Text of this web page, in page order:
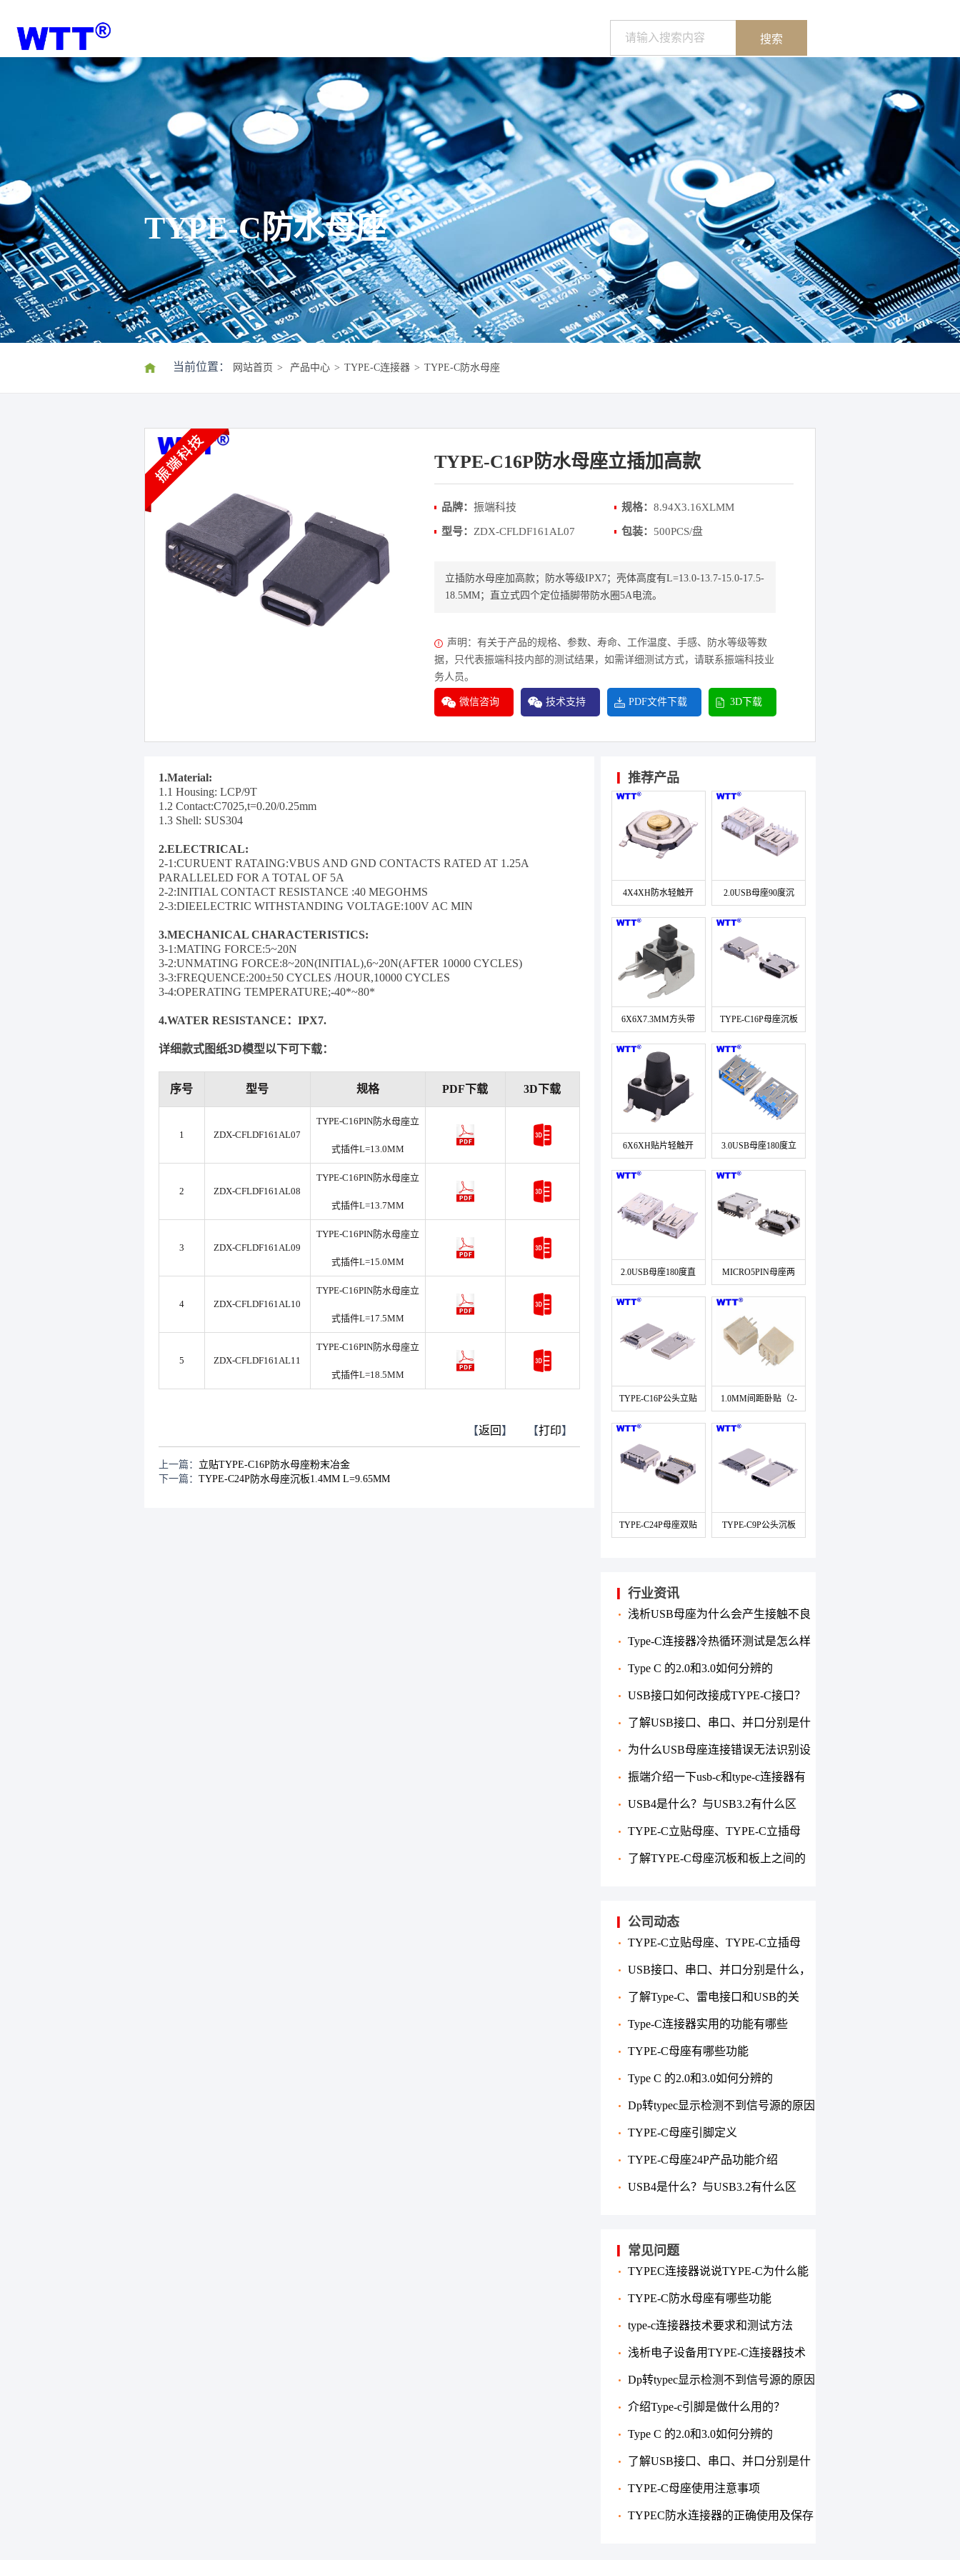
TYPE-C防水母座
当前位置： 网站首页 > 产品中心 > TYPE-C连接器 > TYPE-C防水母座
TYPE-C16P防水母座立插加高款
品牌：振端科技 规格： 8.94X3.16XLMM
型号： ZDX-CFLDF161AL07 包装： 500PCS/盘
立插防水母座加高款；防水等级IPX7；壳体高度有L=13.0-13.7-15.0-17.5-
18.5MM；直立式四个定位插脚带防水圈5A电流。
声明：有关于产品的规格、参数、寿命、工作温度、手感、防水等级等数
据，只代表振端科技内部的测试结果，如需详细测试方式，请联系振端科技业
务人员。
微信咨询 技术支持 PDF文件下载 3D下载
1.Material:
1.1 Housing: LCP/9T
1.2 Contact:C7025,t=0.20/0.25mm
1.3 Shell: SUS304
2.ELECTRICAL:
2-1:CURUENT RATAING:VBUS AND GND CONTACTS RATED AT 1.25A
PARALLELED FOR A TOTAL OF 5A
2-2:INITIAL CONTACT RESISTANCE :40 MEGOHMS
2-3:DIEELECTRIC WITHSTANDING VOLTAGE:100V AC MIN
3.MECHANICAL CHARACTERISTICS:
3-1:MATING FORCE:5~20N
3-2:UNMATING FORCE:8~20N(INITIAL),6~20N(AFTER 10000 CYCLES)
3-3:FREQUENCE:200±50 CYCLES /HOUR,10000 CYCLES
3-4:OPERATING TEMPERATURE;-40*~80*
4.WATER RESISTANCE：IPX7.
详细款式图纸3D模型以下可下载：
序号 型号 规格 PDF下载 3D下载
1 ZDX-CFLDF161AL07
TYPE-C16PIN防水母座立
式插件L=13.0MM
2 ZDX-CFLDF161AL08
TYPE-C16PIN防水母座立
式插件L=13.7MM
3 ZDX-CFLDF161AL09
TYPE-C16PIN防水母座立
式插件L=15.0MM
4 ZDX-CFLDF161AL10
TYPE-C16PIN防水母座立
式插件L=17.5MM
5 ZDX-CFLDF161AL11
TYPE-C16PIN防水母座立
式插件L=18.5MM
【打印】
【返回 】
上一篇： 立贴TYPE-C16P防水母座粉末冶金
下一篇： TYPE-C24P防水母座沉板1.4MM L=9.65MM
推荐产品
4X4XH防水轻触开
关SMT4.8X4.8
2.0USB母座90度沉
板
6X6X7.3MM方头带
支架轻触开关
TYPE-C16P母座沉板
0.8/1.0/1.2/1.6MM
L=6.5MM
6X6XH贴片轻触开
关
3.0USB母座180度立
式直插
2.0USB母座180度直
插17.5/19.5
MICRO5PIN母座两
脚前插后贴
TYPE-C16P公头立贴
L=11.94
1.0MM间距卧贴（2-
20PIN)
TYPE-C24P母座双贴 TYPE-C9P公头沉板
行业资讯
浅析USB母座为什么会产生接触不良
的情况？
Type-C连接器冷热循环测试是怎么样
的 Type C 的2.0和3.0如何分辨的
USB接口如何改接成TYPE-C接口？
了解USB接口、串口、并口分别是什
么，三者有何区别？
为什么USB母座连接错误无法识别设
备，如何解决？
振端介绍一下usb-c和type-c连接器有
哪些区别？
USB4是什么？与USB3.2有什么区
别？TYPE-C立贴母座、TYPE-C立插母
座、TYPE-C立插母座的使用特点
了解TYPE-C母座沉板和板上之间的
公司动态
TYPE-C立贴母座、TYPE-C立插母
座、TYPE-C立插母座的使用特点
USB接口、串口、并口分别是什么，
有何区别
了解Type-C、雷电接口和USB的关
系、区别和用途
Type-C连接器实用的功能有哪些
TYPE-C母座有哪些功能
Type C 的2.0和3.0如何分辨的
Dp转typec显示检测不到信号源的原因
TYPE-C母座引脚定义
TYPE-C母座24P产品功能介绍
USB4是什么？与USB3.2有什么区
常见问题
TYPEC连接器说说TYPE-C为什么能
实现正反插？
TYPE-C防水母座有哪些功能
type-c连接器技术要求和测试方法
浅析电子设备用TYPE-C连接器技术
要求Dp转typec显示检测不到信号源的原因
介绍Type-c引脚是做什么用的？
Type C 的2.0和3.0如何分辨的
了解USB接口、串口、并口分别是什
么，三者有何区别？
TYPE-C母座使用注意事项
TYPEC防水连接器的正确使用及保存